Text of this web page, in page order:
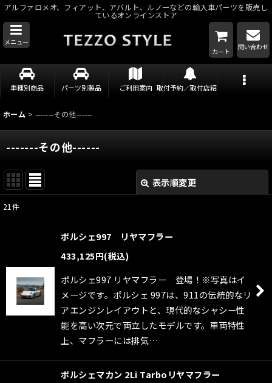
アルファロメオ、フィアット、アバルト、ルノーなどの輸入車パーツを販売し
ているオンラインストア
メニュー
カート
問い合わせ
車種別商品 パーツ別製品 ご利用案内 取付予約／取付店紹介
ホーム > -------その他------
-------その他------
表示順変更
絞り込む
21件
ポルシェ997 リヤマフラー
433,125円(税込)
ポルシェ997 リヤマフラー 登場！※写真はイ
メージです。ポルシェ 997は、911の伝統的なリ
アエンジンレイアウトと、現代的なシャシー性
能を高い次元で両立したモデルです。車両特性
上、マフラーには排気…
ポルシェマカン 2Li Tarboリヤマフラー